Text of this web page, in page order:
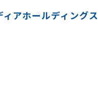
アホールディングス